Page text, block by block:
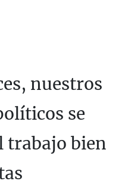
nuestros
se
trabajo bien